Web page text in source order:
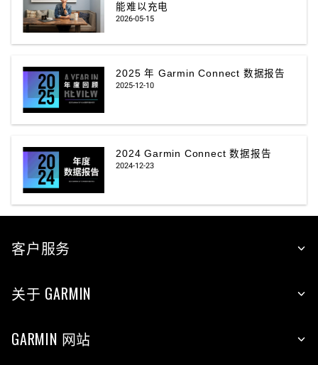
能难以充电
2026-05-15
2025 年 Garmin Connect 数据报告
2025-12-10
2024 Garmin Connect 数据报告
2024-12-23
客户服务
关于 GARMIN
GARMIN 网站